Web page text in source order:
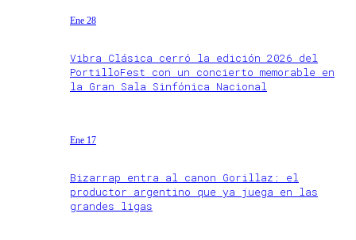
Ene 28
Vibra Clásica cerró la edición 2026 del
PortilloFest con un concierto memorable en
la Gran Sala Sinfónica Nacional
Ene 17
Bizarrap entra al canon Gorillaz: el
productor argentino que ya juega en las
grandes ligas